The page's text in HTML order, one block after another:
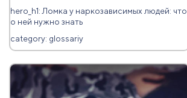
hero_h1: Ломка у наркозависимых людей: что
о ней нужно знать
category: glossariy